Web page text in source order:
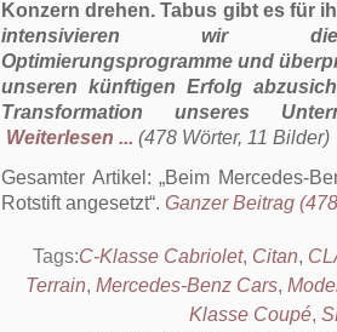
Konzern drehen. Tabus gibt es für
intensivieren wir die
Optimierungsprogramme und
unseren künftigen Erfolg
Transformation unseres
Weiterlesen ... (478 Wörter, 11 Bilder)
Gesamter Artikel: Beim Mercedes-
Rotstift angesetzt . Ganzer Beitrag
Tags:C-Klasse Cabriolet, Citan,
Terrain, Mercedes-Benz Cars,
Klasse Coupé,